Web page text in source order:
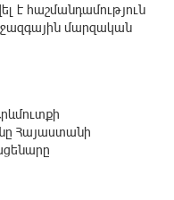
է հաշմանդամություն
մարզական
Հայաստանի